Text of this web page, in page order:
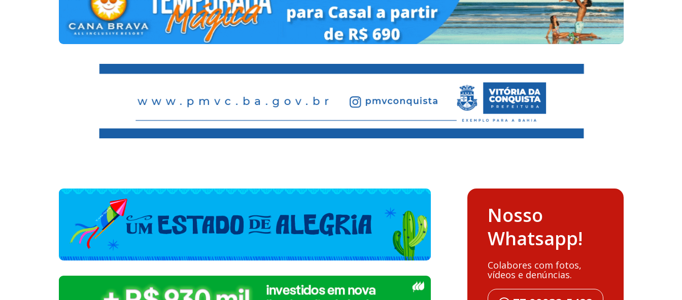
Nosso
Whatsapp!
Colabores com fotos,
vídeos e denúncias.